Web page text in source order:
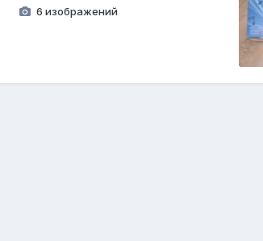
6 изображений